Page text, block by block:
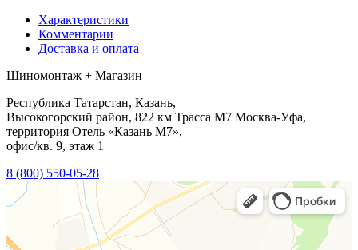
Характеристики
Комментарии
Доставка и оплата
Шиномонтаж + Магазин
Республика Татарстан, Казань,
Высокогорский район, 822 км Трасса М7 Москва-Уфа,
территория Отель «Казань М7»,
офис/кв. 9, этаж 1
8 (800) 550-05-28